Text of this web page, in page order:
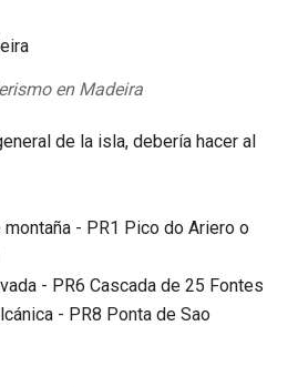
en Madeira
de la isla, debería hacer al
montaña - PR1 Pico do Ariero o
- PR6 Cascada de 25 Fontes
- PR8 Ponta de Sao